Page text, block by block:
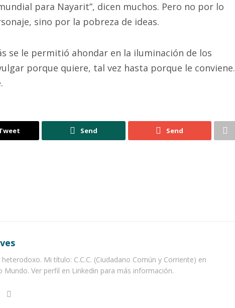
para Nayarit”, dicen muchos. Pero no por lo
sino por la pobreza de ideas.
se le permitió ahondar en la iluminación de los
porque quiere, tal vez hasta porque le conviene.
Send Send
Mi título: C.C.C. (Ciudadano Común y Corriente) en
Mundo. Ver perfil en Linkedin para más información.